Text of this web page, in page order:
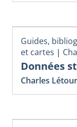
Guides,
et cartes |
Données
Charles